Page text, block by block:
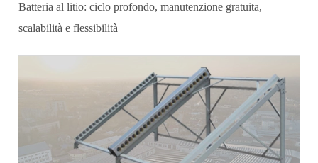
Batteria al litio: ciclo profondo, manutenzione gratuita,
scalabilità e flessibilità